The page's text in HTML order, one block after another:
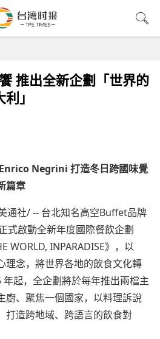
推出全新企劃「世界的
」
Negrini 打造冬日跨國味覺
篇章
通社/ -- 台北知名高空Buffet品牌
式啟動全新年度國際餐飲企劃
WORLD, INPARADISE》，以
理念，將世界各地的飲食文化轉
起，全企劃將於每年推出兩檔主
廚、聚焦一個國家，以料理訴說
打造跨地域、跨語言的飲食對